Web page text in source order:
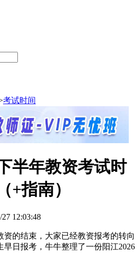
考试时间
半年教资考试时
+指南）
12:03:48
资的结束，大家已经教资报考的转向
早日报考，牛牛整理了一份阳江2026